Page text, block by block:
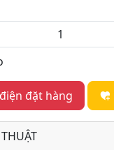
đặt hàng